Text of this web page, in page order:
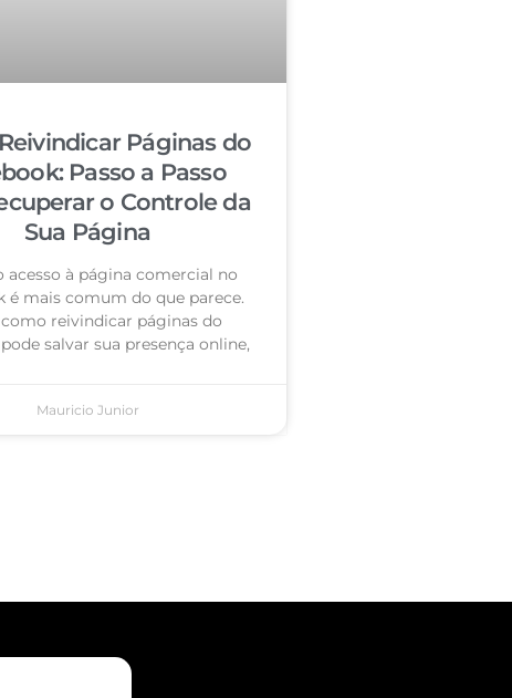
Páginas do
Passo a Passo
o Controle da
Sua Página
acesso à página comercial no
é mais comum do que parece.
como reivindicar páginas do
salvar sua presença online,
Mauricio Junior